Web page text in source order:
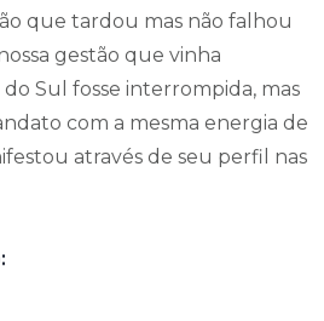
que tardou mas não falhou
gestão que vinha
Sul fosse interrompida, mas
com a mesma energia de
através de seu perfil nas